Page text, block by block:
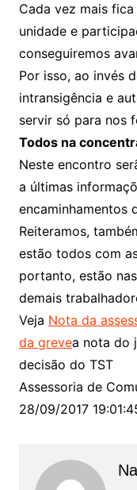
Cada vez mais
unidade e
conseguiremos
Por isso, ao invés
intransigência e
servir só para nos
Todos na
Neste encontro
a últimas
encaminhamentos
Reiteramos,
estão todos com
portanto, estão
demais
Veja Nota da
da grevea nota do
decisão do TST
Assessoria de
28/09/2017